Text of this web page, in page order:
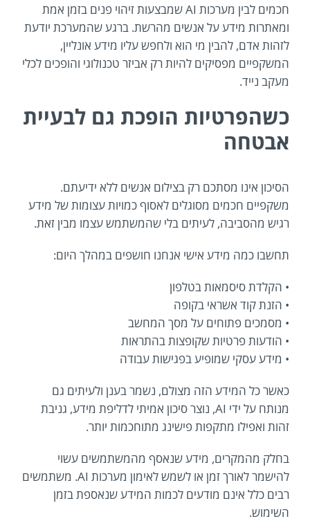
חכמים לבין מערכות AI שמבצעות זיהוי פנים בזמן אמת
ומאתרות מידע על אנשים מהרשת. ברגע שהמערכת יודעת
לזהות אדם, להבין מי הוא ולחפש עליו מידע אונליין,
המשקפיים מפסיקים להיות רק אביזר טכנולוגי והופכים לכלי
מעקב נייד.
כשהפרטיות הופכת גם לבעיית
אבטחה
הסיכון אינו מסתכם רק בצילום אנשים ללא ידיעתם.
משקפיים חכמים מסוגלים לאסוף כמויות עצומות של מידע
רגיש מהסביבה, לעיתים בלי שהמשתמש עצמו מבין זאת.
תחשבו כמה מידע אישי אנחנו חושפים במהלך היום:
• הקלדת סיסמאות בטלפון
• הזנת קוד אשראי בקופה
• מסמכים פתוחים על מסך המחשב
• הודעות פרטיות שקופצות בהתראות
• מידע עסקי שמופיע בפגישות עבודה
כאשר כל המידע הזה מצולם, נשמר בענן ולעיתים גם
מנותח על ידי AI, נוצר סיכון אמיתי לדליפת מידע, גניבת
זהות ואפילו מתקפות פישינג מתוחכמות יותר.
בחלק מהמקרים, מידע שנאסף מהמשתמשים עשוי
להישמר לאורך זמן או לשמש לאימון מערכות AI. משתמשים
רבים כלל אינם מודעים לכמות המידע שנאספת בזמן
השימוש.